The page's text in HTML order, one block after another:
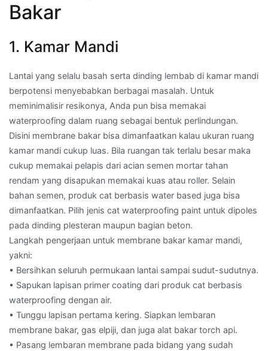
Bakar
1. Kamar Mandi
Lantai yang selalu basah serta dinding lembab di kamar mandi
berpotensi menyebabkan berbagai masalah. Untuk
meminimalisir resikonya, Anda pun bisa memakai
waterproofing dalam ruang sebagai bentuk perlindungan.
Disini membrane bakar bisa dimanfaatkan kalau ukuran ruang
kamar mandi cukup luas. Bila ruangan tak terlalu besar maka
cukup memakai pelapis dari acian semen mortar tahan
rendam yang disapukan memakai kuas atau roller. Selain
bahan semen, produk cat berbasis water based juga bisa
dimanfaatkan. Pilih jenis cat waterproofing paint untuk dipoles
pada dinding plesteran maupun bagian beton.
Langkah pengerjaan untuk membrane bakar kamar mandi,
yakni:
• Bersihkan seluruh permukaan lantai sampai sudut-sudutnya.
• Sapukan lapisan primer coating dari produk cat berbasis
waterproofing dengan air.
• Tunggu lapisan pertama kering. Siapkan lembaran
membrane bakar, gas elpiji, dan juga alat bakar torch api.
• Pasang lembaran membrane pada bidang yang sudah